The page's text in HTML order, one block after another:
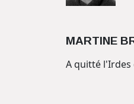
MARTINE
A quitté l'Irdes